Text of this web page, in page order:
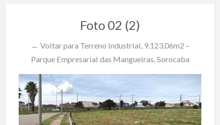
Foto 02 (2)
← Voltar para Terreno Industrial, 9.123,06m2 –
Parque Empresarial das Mangueiras, Sorocaba